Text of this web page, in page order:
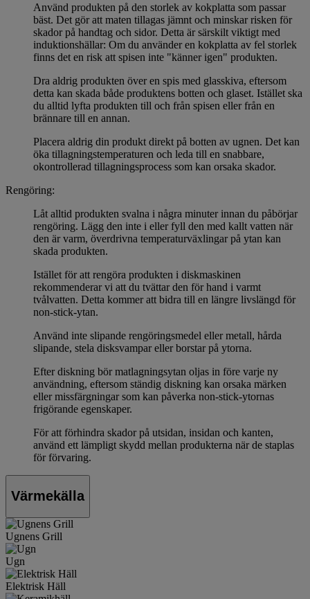
Använd produkten på den storlek av kokplatta som passar
bäst. Det gör att maten tillagas jämnt och minskar risken för
skador på handtag och sidor. Detta är särskilt viktigt med
induktionshällar: Om du använder en kokplatta av fel storlek
finns det en risk att spisen inte "känner igen" produkten.
Dra aldrig produkten över en spis med glasskiva, eftersom
detta kan skada både produktens botten och glaset. Istället ska
du alltid lyfta produkten till och från spisen eller från en
brännare till en annan.
Placera aldrig din produkt direkt på botten av ugnen. Det kan
öka tillagningstemperaturen och leda till en snabbare,
okontrollerad tillagningsprocess som kan orsaka skador.
Rengöring:
Låt alltid produkten svalna i några minuter innan du påbörjar
rengöring. Lägg den inte i eller fyll den med kallt vatten när
den är varm, överdrivna temperaturväxlingar på ytan kan
skada produkten.
Istället för att rengöra produkten i diskmaskinen
rekommenderar vi att du tvättar den för hand i varmt
tvålvatten. Detta kommer att bidra till en längre livslängd för
non-stick-ytan.
Använd inte slipande rengöringsmedel eller metall, hårda
slipande, stela disksvampar eller borstar på ytorna.
Efter diskning bör matlagningsytan oljas in före varje ny
användning, eftersom ständig diskning kan orsaka märken
eller missfärgningar som kan påverka non-stick-ytornas
frigörande egenskaper.
För att förhindra skador på utsidan, insidan och kanten,
använd ett lämpligt skydd mellan produkterna när de staplas
för förvaring.
Värmekälla
Ugnens Grill
Ugn
Elektrisk Häll